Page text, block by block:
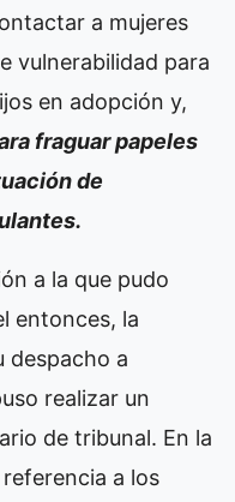
a mujeres
vulnerabilidad para
en adopción y,
fraguar papeles
de
a la que pudo
entonces, la
despacho a
realizar un
de tribunal. En la
a los